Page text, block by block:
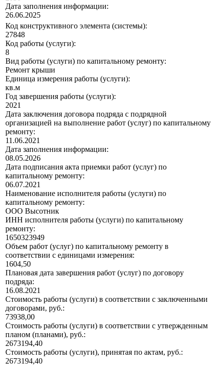
Дата заполнения информации:
26.06.2025
Код конструктивного элемента (системы):
27848
Код работы (услуги):
8
Вид работы (услуги) по капитальному ремонту:
Ремонт крыши
Единица измерения работы (услуги):
кв.м
Год завершения работы (услуги):
2021
Дата заключения договора подряда с подрядной
организацией на выполнение работ (услуг) по капитальному
ремонту:
11.06.2021
Дата заполнения информации:
08.05.2026
Дата подписания акта приемки работ (услуг) по
капитальному ремонту:
06.07.2021
Наименование исполнителя работы (услуги) по
капитальному ремонту:
ООО Высотник
ИНН исполнителя работы (услуги) по капитальному
ремонту:
1650323949
Объем работ (услуг) по капитальному ремонту в
соответствии с единицами измерения:
1604,50
Плановая дата завершения работ (услуг) по договору
подряда:
16.08.2021
Стоимость работы (услуги) в соответствии с заключенными
договорами, руб.:
73938,00
Стоимость работы (услуги) в соответствии с утвержденным
планом (планами), руб.:
2673194,40
Стоимость работы (услуги), принятая по актам, руб.:
2673194,40